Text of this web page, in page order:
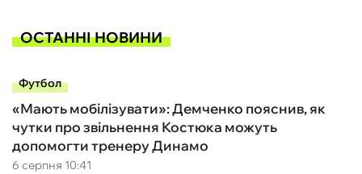
ОСТАННІ НОВИНИ
Футбол
6 серпня 10:41
«Мають мобілізувати»: Демченко пояснив, як
чутки про звільнення Костюка можуть
допомогти тренеру Динамо